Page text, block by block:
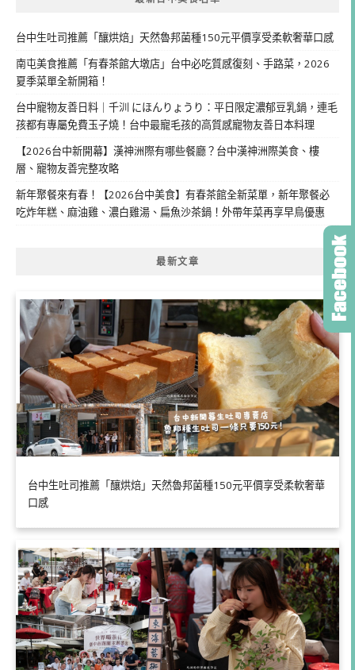
台中生吐司推薦「釀烘焙」天然魯邦菌種150元平價享受柔軟奢華口感
南屯美食推薦「有春茶館大墩店」台中必吃質感復刻、手路菜，2026
夏季菜單全新開箱！
台中寵物友善日料｜千汌 にほんりょうり：平日限定濃郁豆乳鍋，連毛
孩都有專屬免費玉子燒！台中最寵毛孩的高質感寵物友善日本料理
【2026台中新開幕】漢神洲際有哪些餐廳？台中漢神洲際美食、樓
層、寵物友善完整攻略
新年聚餐來有春！【2026台中美食】有春茶館全新菜單，新年聚餐必
吃炸年糕、麻油雞、濃白雞湯、扁魚沙茶鍋！外帶年菜再享早鳥優惠
最新文章
台中生吐司推薦「釀烘焙」天然魯邦菌種150元平價享受柔軟奢華
口感